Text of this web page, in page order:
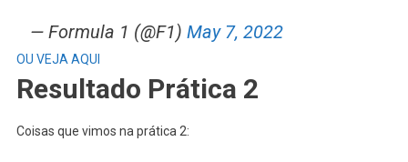
— Formula 1 (@F1) May 7, 2022
OU VEJA AQUI
Resultado Prática 2
Coisas que vimos na prática 2: